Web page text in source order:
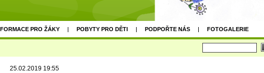
PRO ŽÁKY POBYTY PRO DĚTI PODPOŘTE NÁS FOTOGALERIE
25.02.2019 19:55